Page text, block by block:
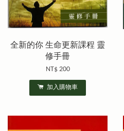
全新的你 生命更新課程 靈
修手冊
NT$ 200
加入購物車